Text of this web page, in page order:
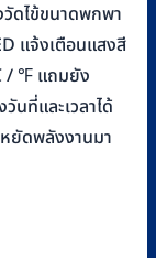
ดไข้ขนาดพกพา
แจ้งเตือนแสงสี
/ ℉ แถมยัง
นที่และเวลาได้
ยัดพลังงานมา